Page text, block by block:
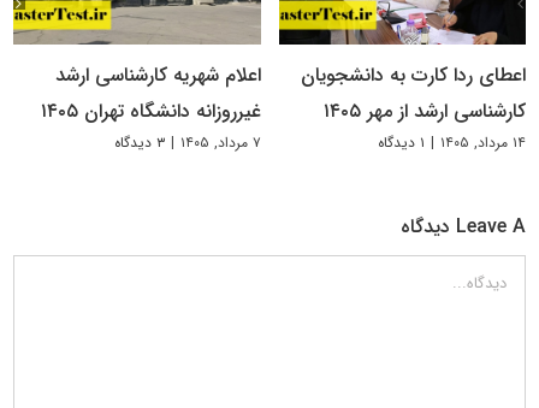
اعطای ردا کارت به دانشجویان
کارشناسی ارشد از مهر ۱۴۰۵
۱۴ مرداد, ۱۴۰۵ | ۱ دیدگاه
اعلام شهریه کارشناسی ارشد
غیرروزانه دانشگاه تهران ۱۴۰۵
۷ مرداد, ۱۴۰۵ | ۳ دیدگاه
Leave A دیدگاه
دیدگاه